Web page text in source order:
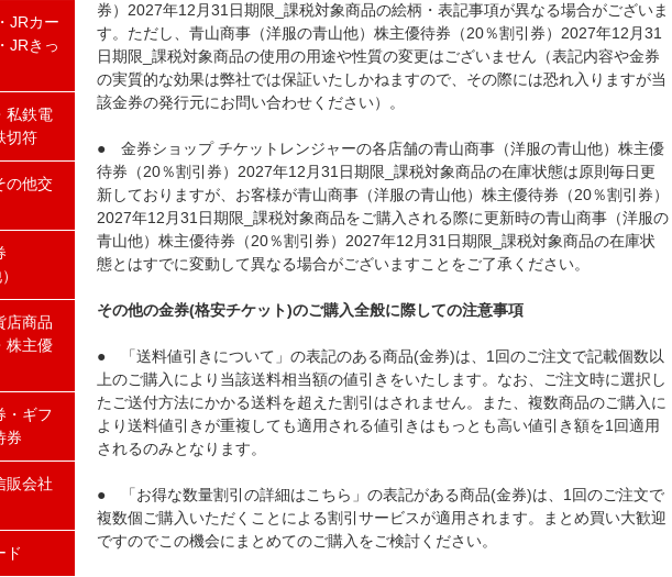
券）2027年12月31日期限_課税対象商品の絵柄・表記事項が異なる場合がございま
す。ただし、青山商事（洋服の青山他）株主優待券（20％割引券）2027年12月31
日期限_課税対象商品の使用の用途や性質の変更はございません（表記内容や金券
の実質的な効果は弊社では保証いたしかねますので、その際には恐れ入りますが当
該金券の発行元にお問い合わせください）。
● 金券ショップ チケットレンジャーの各店舗の青山商事（洋服の青山他）株主優
待券（20％割引券）2027年12月31日期限_課税対象商品の在庫状態は原則毎日更
新しておりますが、お客様が青山商事（洋服の青山他）株主優待券（20％割引券）
2027年12月31日期限_課税対象商品をご購入される際に更新時の青山商事（洋服の
青山他）株主優待券（20％割引券）2027年12月31日期限_課税対象商品の在庫状
態とはすでに変動して異なる場合がございますことをご了承ください。
その他の金券(格安チケット)のご購入全般に際しての注意事項
● 「送料値引きについて」の表記のある商品(金券)は、1回のご注文で記載個数以
上のご購入により当該送料相当額の値引きをいたします。なお、ご注文時に選択し
たご送付方法にかかる送料を超えた割引はされません。また、複数商品のご購入に
より送料値引きが重複しても適用される値引きはもっとも高い値引き額を1回適用
されるのみとなります。
● 「お得な数量割引の詳細はこちら」の表記がある商品(金券)は、1回のご注文で
複数個ご購入いただくことによる割引サービスが適用されます。まとめ買い大歓迎
ですのでこの機会にまとめてのご購入をご検討ください。
JRカー
JRきっ
私鉄電
切符
の他交
店商品
株主優
・ギフ
券
販会社
ド